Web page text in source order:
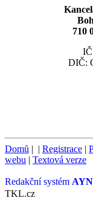
710
DIČ:
Domů | | Registrace |
webu | Textová verze
Redakční systém
TKL.cz